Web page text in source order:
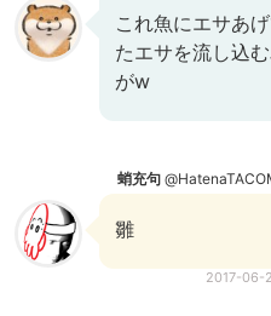
これ魚にエサあ
たエサを流し込
がw
蛸充句
雛
2017-06-